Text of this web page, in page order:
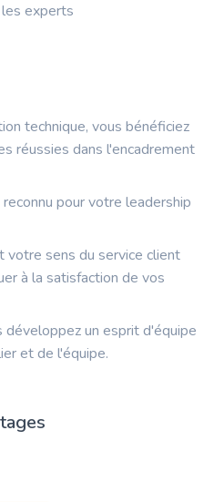
experts
technique, vous bénéficiez
réussies dans l'encadrement
pour votre leadership
sens du service client
à la satisfaction de vos
un esprit d'équipe
et de l'équipe.